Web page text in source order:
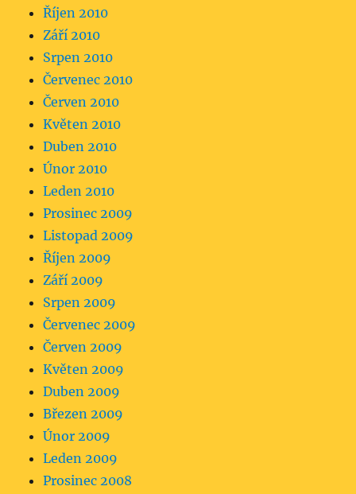
Říjen 2010
Září 2010
Srpen 2010
Červenec 2010
Červen 2010
Květen 2010
Duben 2010
Únor 2010
Leden 2010
Prosinec 2009
Listopad 2009
Říjen 2009
Září 2009
Srpen 2009
Červenec 2009
Červen 2009
Květen 2009
Duben 2009
Březen 2009
Únor 2009
Leden 2009
Prosinec 2008